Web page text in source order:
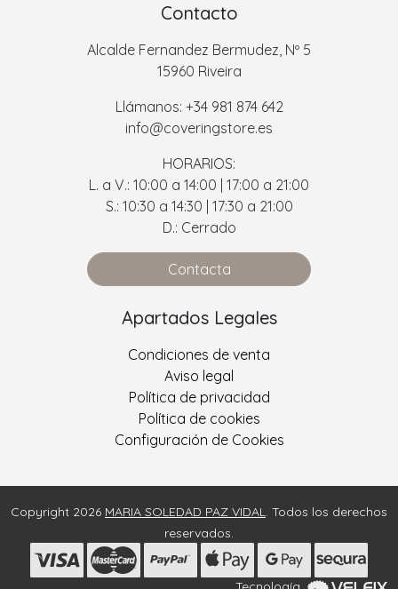
Contacto
Alcalde Fernandez Bermudez, Nº 5
15960 Riveira
Llámanos: +34 981 874 642
info@coveringstore.es
HORARIOS:
L. a V.: 10:00 a 14:00 | 17:00 a 21:00
S.: 10:30 a 14:30 | 17:30 a 21:00
D.: Cerrado
Contacta
Apartados Legales
Condiciones de venta
Aviso legal
Política de privacidad
Política de cookies
Configuración de Cookies
Copyright 2026 MARIA SOLEDAD PAZ VIDAL. Todos los derechos
reservados.